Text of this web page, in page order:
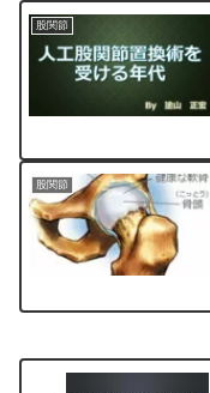
股関節
股関節